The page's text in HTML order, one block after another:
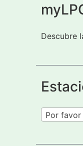
Descubre
Por favor